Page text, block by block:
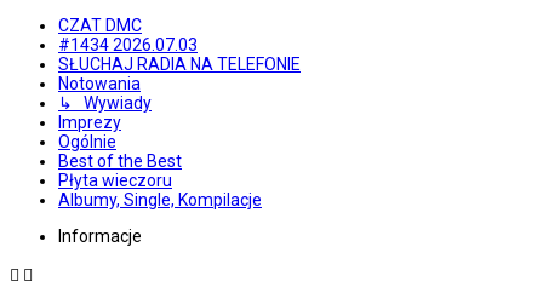
CZAT DMC
#1434 2026.07.03
SŁUCHAJ RADIA NA TELEFONIE
Notowania
↳ Wywiady
Imprezy
Ogólnie
Best of the Best
Płyta wieczoru
Albumy, Single, Kompilacje
Informacje